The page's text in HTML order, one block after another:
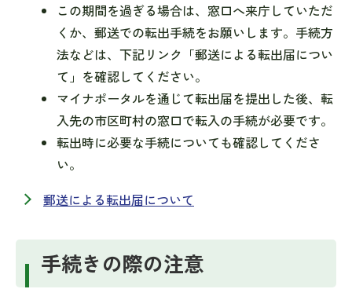
この期間を過ぎる場合は、窓口へ来庁していただ
くか、郵送での転出手続をお願いします。手続方
法などは、下記リンク「郵送による転出届につい
て」を確認してください。
マイナポータルを通じて転出届を提出した後、転
入先の市区町村の窓口で転入の手続が必要です。
転出時に必要な手続についても確認してくださ
い。
郵送による転出届について
手続きの際の注意